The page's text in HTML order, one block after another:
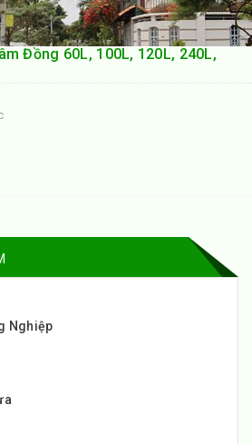
Đồng 60L, 100L, 120L, 240L,
Nghiệp